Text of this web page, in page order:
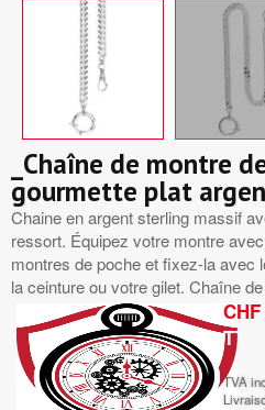
_Chaîne de montre
gourmette plat
Chaine en argent sterling massif
ressort. Équipez votre montre
montres de poche et fixez-la avec
la ceinture ou votre gilet. Chaîne
TTC
TVA